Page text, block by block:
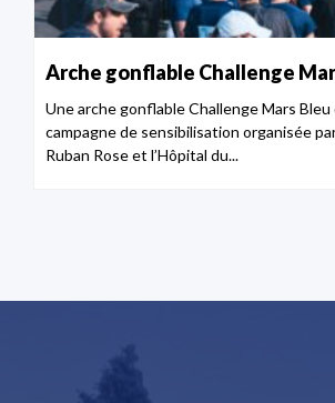
Arche gonflable Challenge
Une arche gonflable Challenge Mars Bleu
campagne de sensibilisation organisée
Ruban Rose et l’Hôpital du...